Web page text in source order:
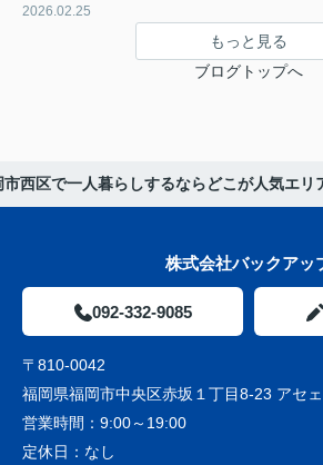
2026.02.25
もっと見る
ブログトップへ
市西区で一人暮らしするならどこが人気エリ
株式会社バックアッ
092-332-9085
〒810-0042
福岡県福岡市中央区赤坂１丁目8-23 アセ
営業時間： 9:00～19:00
定休日： なし